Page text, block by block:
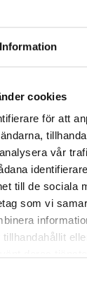
Information
cookies
för att
vår
till de sociala
som vi
Tanning
Brun
150 ml